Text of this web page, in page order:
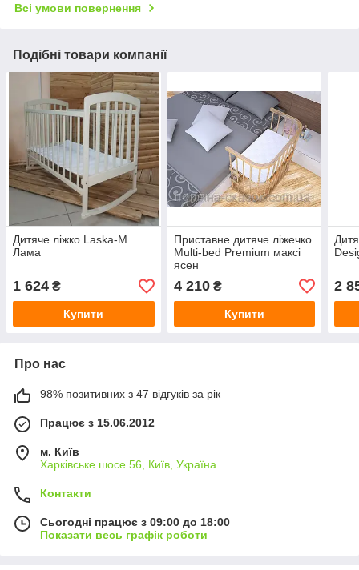
Всі умови повернення
Подібні товари компанії
Дитяче ліжко Laska-M
Лама
1 624 ₴
Купити
Приставне дитяче ліжечко
Multi-bed Premium максі
ясен
4 210₴
Купити
2
Про нас
98% позитивних з 47 відгуків за рік
Працює з 15.06.2012
м. Київ
Харківське шосе 56, Київ, Україна
Контакти
Сьогодні працює з 09:00 до 18:00
Показати весь графік роботи